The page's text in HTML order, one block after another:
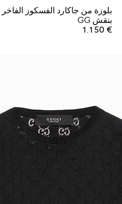
بلوزة من جاكارد الفسكوز الفاخر
بنقش GG
€ 1.150